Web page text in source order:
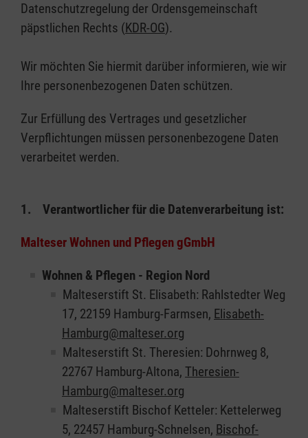
Datenschutzregelung der Ordensgemeinschaft
päpstlichen Rechts (KDR-OG).
Wir möchten Sie hiermit darüber informieren, wie wir
Ihre personenbezogenen Daten schützen.
Zur Erfüllung des Vertrages und gesetzlicher
Verpflichtungen müssen personenbezogene Daten
verarbeitet werden.
1. Verantwortlicher für die Datenverarbeitung ist:
Malteser Wohnen und Pflegen gGmbH
Wohnen & Pflegen - Region Nord
Malteserstift St. Elisabeth: Rahlstedter Weg
17, 22159 Hamburg-Farmsen, Elisabeth-
Hamburg@malteser.org
Malteserstift St. Theresien: Dohrnweg 8,
22767 Hamburg-Altona, Theresien-
Hamburg@malteser.org
Malteserstift Bischof Ketteler: Kettelerweg
5, 22457 Hamburg-Schnelsen, Bischof-